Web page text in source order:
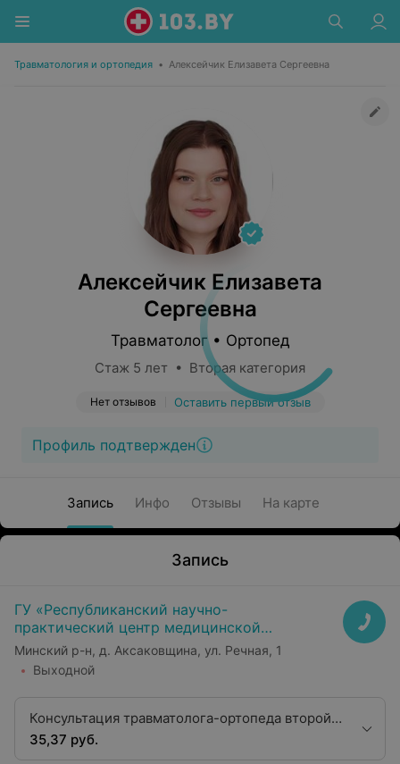
Травматология и ортопедия • Алексейчик Елизавета Сергеевна
Алексейчик Елизавета
Сергеевна
Травматолог • Ортопед
Стаж 5 лет • Вторая категория
Нет отзывов Оставить первый отзыв
Профиль подтвержден
Запись Инфо Отзывы На карте
Запись
ГУ «Республиканский научно-
практический центр медицинской
экспертизы и реабилитаци»
Минский р-н, д. Аксаковщина, ул. Речная, 1
Выходной
Консультация травматолога-ортопеда второй
квалификационной категории
35,37 руб.